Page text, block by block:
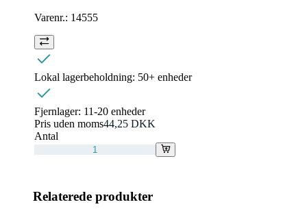
Varenr.: 14555
Lokal lagerbeholdning: 50+ enheder
Fjernlager: 11-20 enheder
Pris uden moms44,25 DKK
Antal
Relaterede produkter